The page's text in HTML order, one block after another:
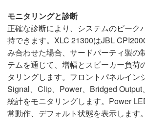
モニタリングと診断
正確な診断により、システムのピーク
持できます。XLC 21300はJBL
み合わせた場合、サードパーティ製の
テムを通じて、増幅とスピーカー負荷
タリングします。フロントパネルイン
Signal、Clip、Power、Bridged Output
統計をモニタリングします。Power
常動作、デフォルト状態を表示します。